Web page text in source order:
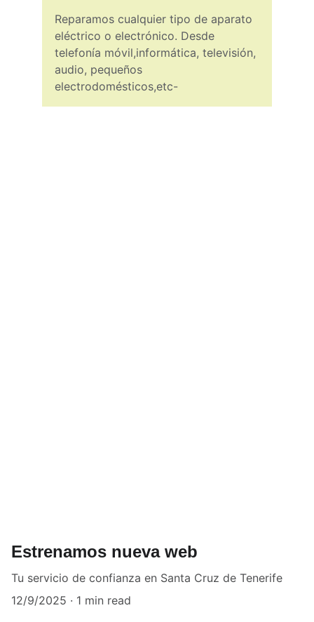
Reparamos cualquier tipo de aparato
eléctrico o electrónico. Desde
telefonía móvil,informática, televisión,
audio, pequeños
electrodomésticos,etc-
Estrenamos nueva web
Tu servicio de confianza en Santa Cruz de Tenerife
12/9/2025
1 min read